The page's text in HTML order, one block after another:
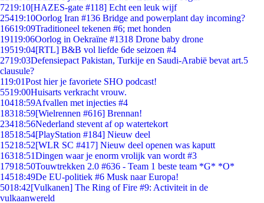
7219:10[HAZES-gate #118] Echt een leuk wijf
25419:10Oorlog Iran #136 Bridge and powerplant day incoming?
16619:09Traditioneel tekenen #6; met honden
19119:06Oorlog in Oekraïne #1318 Drone baby drone
19519:04[RTL] B&B vol liefde 6de seizoen #4
2719:03Defensiepact Pakistan, Turkije en Saudi-Arabië bevat art.5
clausule?
119:01Post hier je favoriete SHO podcast!
5519:00Huisarts verkracht vrouw.
10418:59Afvallen met injecties #4
18318:59[Wielrennen #616] Brennan!
23418:56Nederland stevent af op watertekort
18518:54[PlayStation #184] Nieuw deel
15218:52[WLR SC #417] Nieuw deel openen was kaputt
16318:51Dingen waar je enorm vrolijk van wordt #3
17918:50Touwtrekken 2.0 #636 - Team 1 beste team *G* *O*
14518:49De EU-politiek #6 Musk naar Europa!
5018:42[Vulkanen] The Ring of Fire #9: Activiteit in de
vulkaanwereld